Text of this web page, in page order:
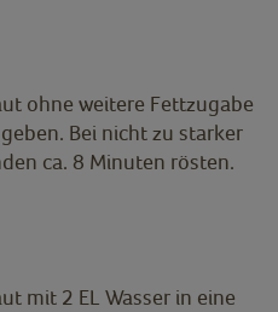
ohne weitere Fettzugabe
Bei nicht zu starker
ca. 8 Minuten rösten.
mit 2 EL Wasser in eine